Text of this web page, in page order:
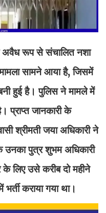
अवैध रूप से संचालित नशा
सामने आया है, जिसमें
हुई है। पुलिस ने मामले में
प्राप्त जानकारी के
श्रीमती जया अधिकारी ने
उनका पुत्र शुभम अधिकारी
लिए उसे करीब दो महीने
कराया गया था।